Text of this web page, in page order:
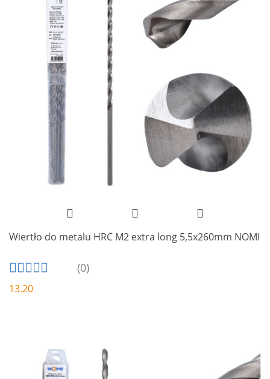
Wiertło do metalu HRC M2 extra long 5,5x260mm NOMI
(0)
13.20